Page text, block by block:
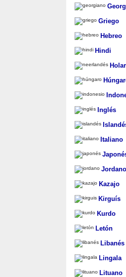
Griego
Hebreo
Hindi
Inglés
Italiano
Jordano
Kazajo
Kirguís
Kurdo
Letón
Libanés
Lingala
Lituano